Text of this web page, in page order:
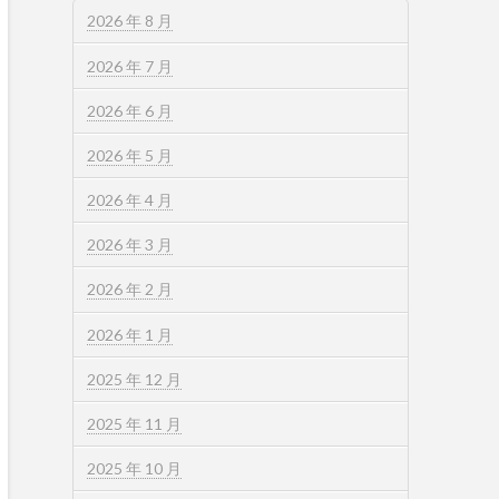
2026 年 8 月
2026 年 7 月
2026 年 6 月
2026 年 5 月
2026 年 4 月
2026 年 3 月
2026 年 2 月
2026 年 1 月
2025 年 12 月
2025 年 11 月
2025 年 10 月